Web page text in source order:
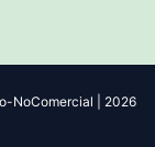
NoComercial | 2026